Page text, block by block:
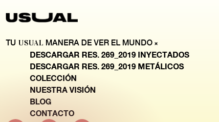
TU USUAL MANERA DE VER EL MUNDO
DESCARGAR RES. 269_2019 INYECTADOS
DESCARGAR RES. 269_2019 METÁLICOS
COLECCIÓN
NUESTRA VISIÓN
BLOG
CONTACTO